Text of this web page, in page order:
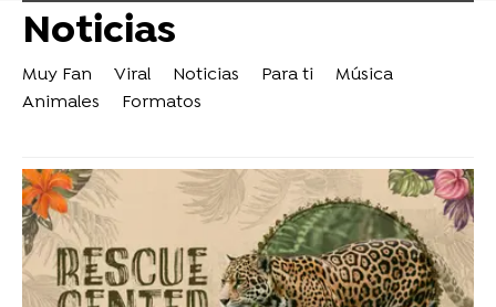
Noticias
Muy Fan Viral Noticias Para ti
Música
Animales
Formatos